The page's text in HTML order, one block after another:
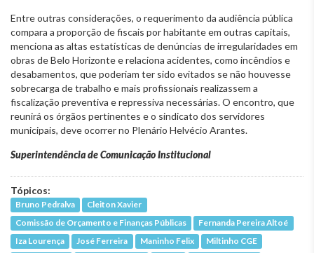
Entre outras considerações, o requerimento da audiência pública
compara a proporção de fiscais por habitante em outras capitais,
menciona as altas estatísticas de denúncias de irregularidades em
obras de Belo Horizonte e relaciona acidentes, como incêndios e
desabamentos, que poderiam ter sido evitados se não houvesse
sobrecarga de trabalho e mais profissionais realizassem a
fiscalização preventiva e repressiva necessárias. O encontro, que
reunirá os órgãos pertinentes e o sindicato dos servidores
municipais, deve ocorrer no Plenário Helvécio Arantes.
Superintendência de Comunicação Institucional
Tópicos:
Bruno Pedralva
Cleiton Xavier
Comissão de Orçamento e Finanças Públicas
Fernanda Pereira Altoé
Iza Lourença
José Ferreira Maninho Felix
Miltinho CGE